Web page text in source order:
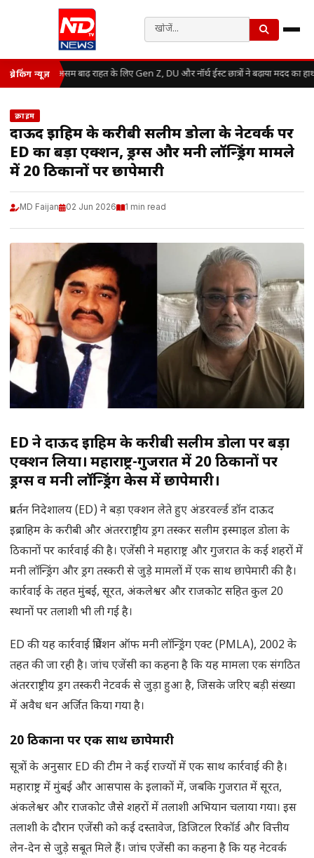
ब्रेकिंग न्यूज़ असम बाढ़ राहत के लिए Gen Z, DU और नॉर्थ ईस्ट छात्रों ने बढ़ाया मदद का हाथ
क्राइम
दाऊद इब्राहिम के करीबी सलीम डोला के नेटवर्क पर
ED का बड़ा एक्शन, ड्रग्स और मनी लॉन्ड्रिंग मामले
में 20 ठिकानों पर छापेमारी
MD Faijan 02 Jun 2026 1 min read
ED ने दाऊद इब्राहिम के करीबी सलीम डोला पर बड़ा
एक्शन लिया। महाराष्ट्र-गुजरात में 20 ठिकानों पर
ड्रग्स व मनी लॉन्ड्रिंग केस में छापेमारी।
प्रवर्तन निदेशालय (ED) ने बड़ा एक्शन लेते हुए अंडरवर्ल्ड डॉन दाऊद
इब्राहिम के करीबी और अंतरराष्ट्रीय ड्रग तस्कर सलीम इस्माइल डोला के
ठिकानों पर कार्रवाई की है। एजेंसी ने महाराष्ट्र और गुजरात के कई शहरों में
मनी लॉन्ड्रिंग और ड्रग तस्करी से जुड़े मामलों में एक साथ छापेमारी की है।
कार्रवाई के तहत मुंबई, सूरत, अंकलेश्वर और राजकोट सहित कुल 20
स्थानों पर तलाशी भी ली गई है।
ED की यह कार्रवाई प्रिवेंशन ऑफ मनी लॉन्ड्रिंग एक्ट (PMLA), 2002 के
तहत की जा रही है। जांच एजेंसी का कहना है कि यह मामला एक संगठित
अंतरराष्ट्रीय ड्रग तस्करी नेटवर्क से जुड़ा हुआ है, जिसके जरिए बड़ी संख्या
में अवैध धन अर्जित किया गया है।
20 ठिकानों पर एक साथ छापेमारी
सूत्रों के अनुसार ED की टीम ने कई राज्यों में एक साथ कार्रवाई की है।
महाराष्ट्र में मुंबई और आसपास के इलाकों में, जबकि गुजरात में सूरत,
अंकलेश्वर और राजकोट जैसे शहरों में तलाशी अभियान चलाया गया। इस
तलाशी के दौरान एजेंसी को कई दस्तावेज, डिजिटल रिकॉर्ड और वित्तीय
लेन-देन से जुड़े सबूत मिले हैं। जांच एजेंसी का कहना है कि यह नेटवर्क